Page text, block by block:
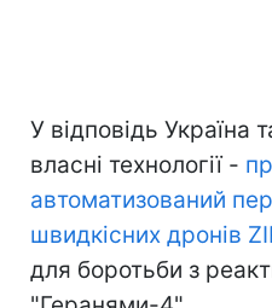
У відповідь Україна
власні технології -
автоматизований
швидкісних дронів
для боротьби з